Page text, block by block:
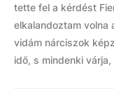
tette fel a kérdést
elkalandoztam volna
vidám nárciszok
idő, s mindenki